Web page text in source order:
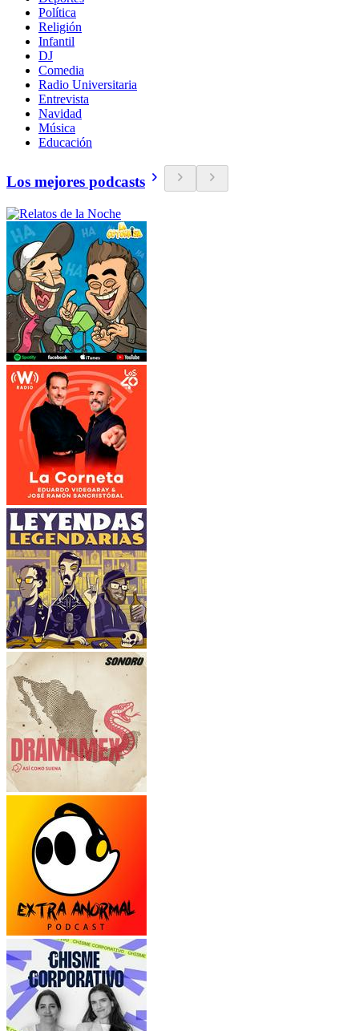
Política
Religión
Infantil
DJ
Comedia
Radio Universitaria
Entrevista
Navidad
Música
Educación
Los mejores podcasts